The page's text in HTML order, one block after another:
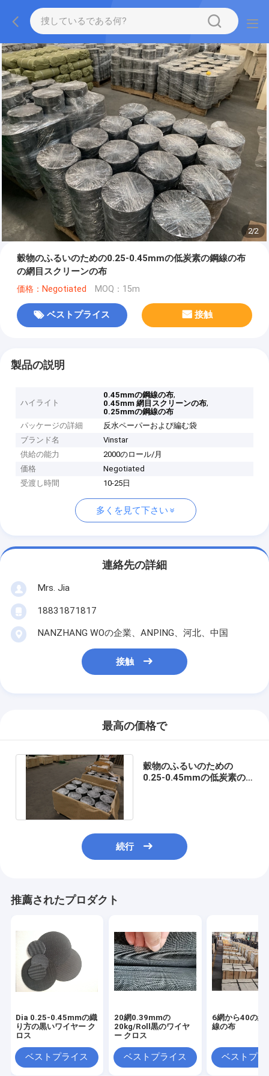
2/2
穀物のふるいのための0.25-0.45mmの低炭素の鋼線の布
の網目スクリーンの布
価格：Negotiated MOQ：15m
ベストプライス 接触
製品の説明
ハイライト
0.45mmの鋼線の布,
0.45mm 網目スクリーンの布,
0.25mmの鋼線の布
パッケージの詳細
反水ペーパーおよび編む袋
ブランド名
Vinstar
供給の能力
2000のロール/月
価格
Negotiated
受渡し時間
10-25日
多くを見て下さい
連絡先の詳細
Mrs. Jia
18831871817
NANZHANG WOの企業、ANPING、河北、中国
接触
最高の価格で
穀物のふるいのための
0.25-0.45mmの低炭素の
続行
推薦されたプロダクト
Dia 0.25-0.45mmの織
り方の黒いワイヤー ク
ロス
ベストプライス
20網0.39mmの
20kg/Roll黒のワイヤ
ー クロス
ベストプライス
6網から40の網
線の布
ベストプラ